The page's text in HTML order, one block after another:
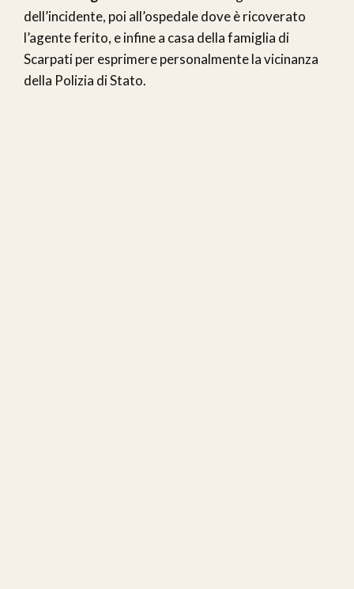
dell’incidente, poi all’ospedale dove è ricoverato
l’agente ferito, e infine a casa della famiglia di
Scarpati per esprimere personalmente la vicinanza
della Polizia di Stato.